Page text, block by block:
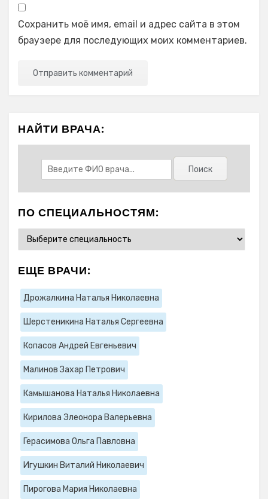
Сохранить моё имя, email и адрес сайта в этом
браузере для последующих моих комментариев.
НАЙТИ ВРАЧА:
ПО СПЕЦИАЛЬНОСТЯМ:
ЕЩЕ ВРАЧИ:
Дрожалкина Наталья Николаевна
Шерстеникина Наталья Сергеевна
Копасов Андрей Евгеньевич
Малинов Захар Петрович
Камышанова Наталья Николаевна
Кирилова Элеонора Валерьевна
Герасимова Ольга Павловна
Игушкин Виталий Николаевич
Пирогова Мария Николаевна